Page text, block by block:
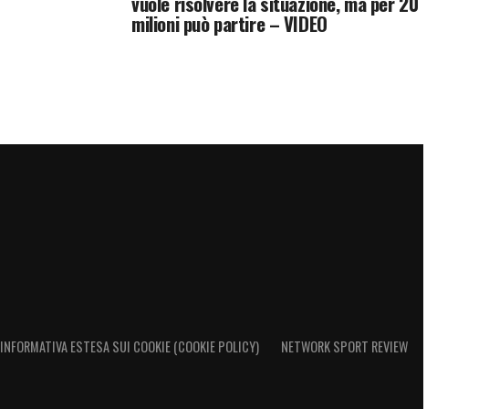
milioni può partire – VIDEO
INFORMATIVA ESTESA SUI COOKIE (COOKIE POLICY) NETWORK SPORT REVIEW